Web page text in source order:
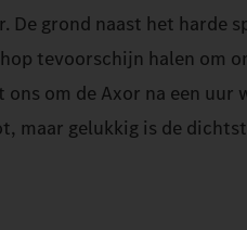
De grond naast het harde
tevoorschijn halen om
om de Axor na een uur
maar gelukkig is de